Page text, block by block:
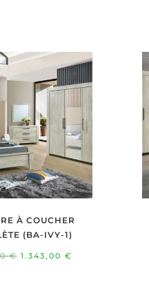
À COUCHER
(BA-IVY-1)
€ Le
1.343,00 €